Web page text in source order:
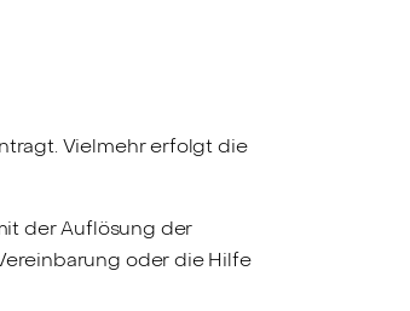
Vielmehr erfolgt die
der Auflösung der
oder die Hilfe